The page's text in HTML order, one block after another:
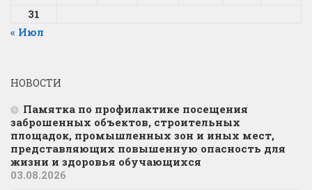
31
« Июл
НОВОСТИ
Памятка по профилактике посещения
заброшенных объектов, строительных
площадок, промышленных зон и иных мест,
представляющих повышенную опасность для
жизни и здоровья обучающихся
03.08.2026